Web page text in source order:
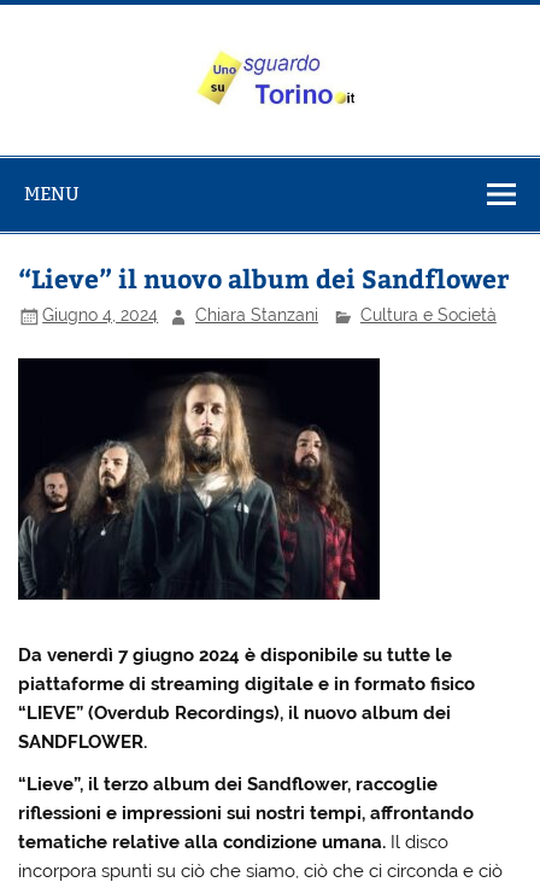
Salta
su Torino
MENU
“Lieve” il nuovo album dei Sandflower
Giugno 4, 2024 Chiara Stanzani Cultura e Società
Da venerdì 7 giugno 2024 è disponibile su tutte le
piattaforme di streaming digitale e in formato fisico
“LIEVE” (Overdub Recordings), il nuovo album dei
SANDFLOWER.
“Lieve”, il terzo album dei Sandflower, raccoglie
riflessioni e impressioni sui nostri tempi, affrontando
tematiche relative alla condizione umana. Il disco
incorpora spunti su ciò che siamo, ciò che ci circonda e ciò